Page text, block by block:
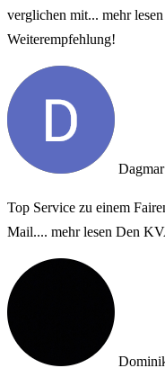
verglichen mit... mehr lesen
Weiterempfehlung!
Top Service zu einem
Mail.... mehr lesen Den